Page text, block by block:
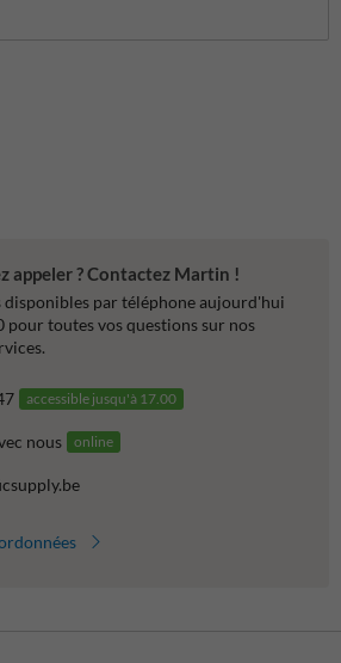
appeler ? Contactez Martin !
disponibles par téléphone aujourd'hui
pour toutes vos questions sur nos
accessible jusqu'à 17.00
nous online